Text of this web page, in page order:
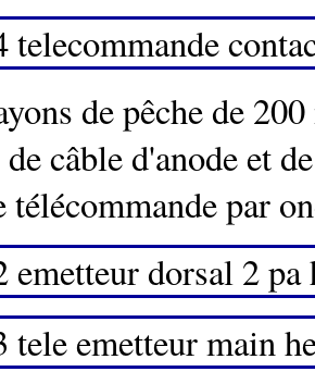
de pêche de
câble d'anode et
télécommande par